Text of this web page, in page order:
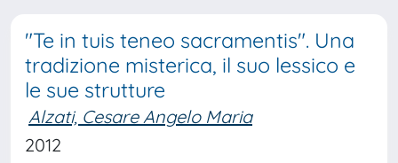
"Te in tuis teneo sacramentis". Una
tradizione misterica, il suo lessico e
le sue strutture
Alzati, Cesare Angelo Maria
2012